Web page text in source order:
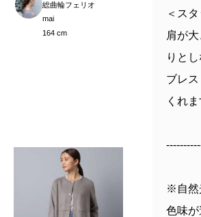
総曲輪フェリオ
mai
164 cm
＜ス
肩が
りと
ブレ
くれま
※自然
色味が